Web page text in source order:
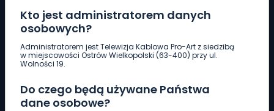
Kto jest administratorem danych
osobowych?
Administratorem jest Telewizja Kablowa Pro-Art z siedzibą
w miejscowości Ostrów Wielkopolski (63-400) przy ul.
Wolności 19.
Do czego będą używane Państwa
dane osobowe?
Pobierz logotyp
661 997 997